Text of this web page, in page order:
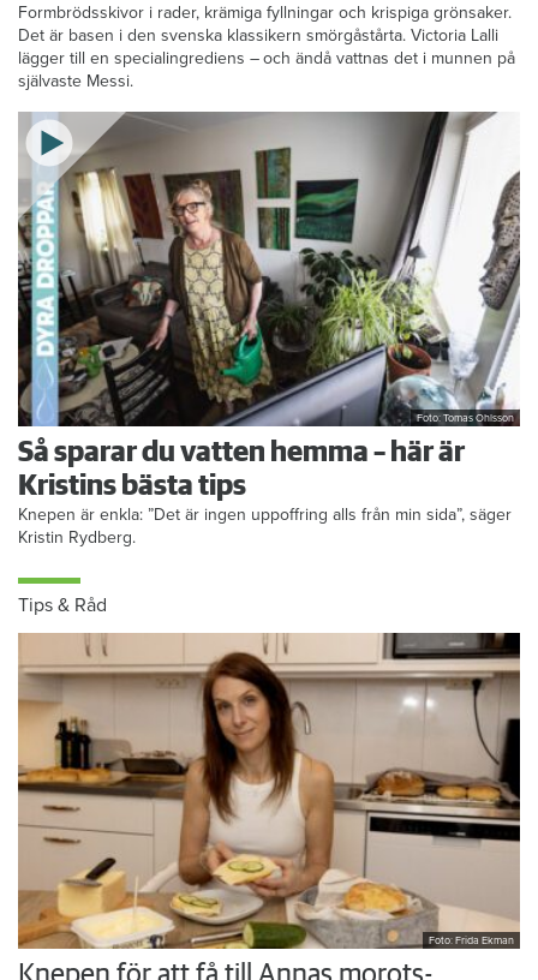
Formbrödsskivor i rader, krämiga fyllningar och krispiga grönsaker.
Det är basen i den svenska klassikern smörgåstårta. Victoria Lalli
lägger till en specialingrediens – och ändå vattnas det i munnen på
självaste Messi.
Foto: Tomas Ohlsson
Så sparar du vatten hemma – här är
Kristins bästa tips
Knepen är enkla: ”Det är ingen uppoffring alls från min sida”, säger
Kristin Rydberg.
Tips & Råd
Foto: Frida Ekman